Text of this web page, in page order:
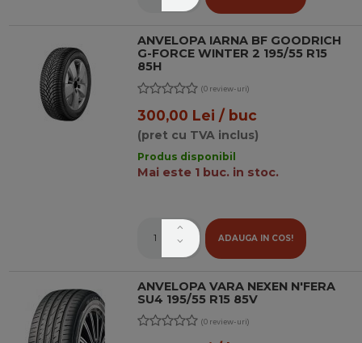
ANVELOPA IARNA BF GOODRICH
G-FORCE WINTER 2 195/55 R15
85H
(0 review-uri)
300,00 Lei / buc
(pret cu TVA inclus)
Produs disponibil
Mai este 1 buc. in stoc.
ADAUGA IN COS!
ANVELOPA VARA NEXEN N'FERA
SU4 195/55 R15 85V
(0 review-uri)